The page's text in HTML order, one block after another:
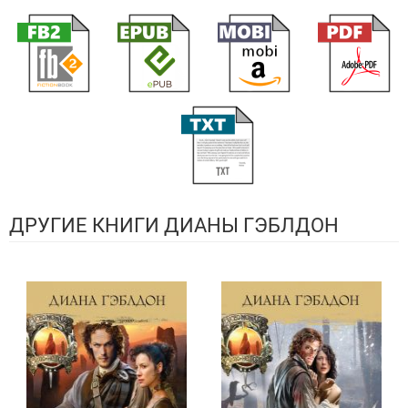
ДРУГИЕ КНИГИ ДИАНЫ ГЭБЛДОН